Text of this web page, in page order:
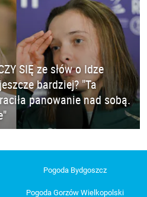
SIĘ ze słów o Idze
bardziej? "Ta
panowanie nad sobą.
Pogoda Bydgoszcz
Pogoda Gorzów Wielkopolski